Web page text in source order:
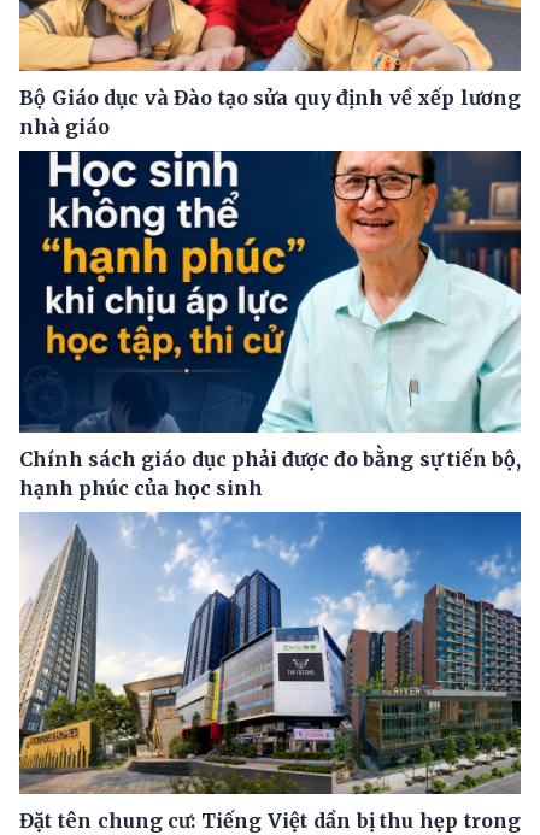
Bộ Giáo dục và Đào tạo sửa quy định về xếp lương
nhà giáo
Chính sách giáo dục phải được đo bằng sự tiến bộ,
hạnh phúc của học sinh
Đặt tên chung cư: Tiếng Việt dần bị thu hẹp trong